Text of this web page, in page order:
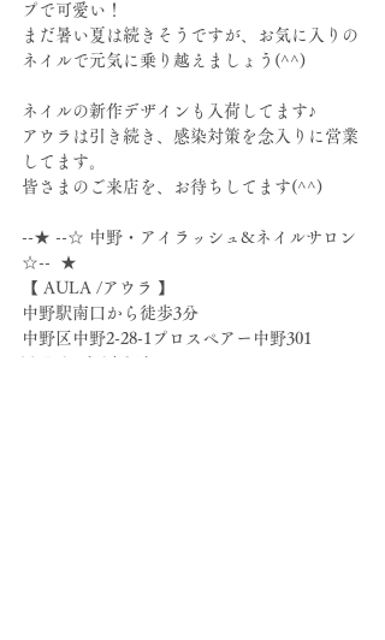
プで可愛い！
まだ暑い夏は続きそうですが、お気に入りの
ネイルで元気に乗り越えましょう(^^)
ネイルの新作デザインも入荷してます♪
アウラは引き続き、感染対策を念入りに営業
してます。
皆さまのご来店を、お待ちしてます(^^)
--★ --☆ 中野・アイラッシュ&ネイルサロン
☆--  ★
【 AULA /アウラ 】
中野駅南口から徒歩3分
中野区中野2-28-1プロスペアー中野301